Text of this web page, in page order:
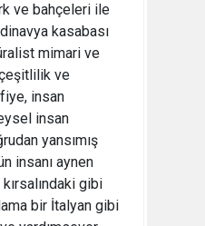
ve bahçeleri ile
kasabası
mimari ve
çeşitlilik ve
insan
insan
yansımış
insanı aynen
gibi
bir İtalyan gibi